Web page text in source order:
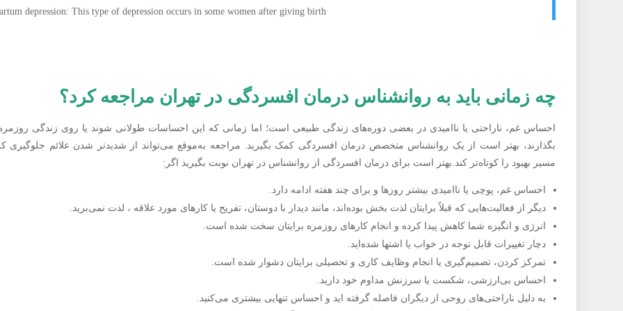
depression: This type of depression occurs in some women after giving birth
چه زمانی باید به روانشناس درمان افسردگی در تهران مراجعه کرد؟
احساس غم، ناراحتی یا ناامیدی در بعضی دوره‌های زندگی طبیعی است؛ اما زمانی که این احساسات طولانی شوند یا روی زندگی روزمره
بگذارند، بهتر است از یک روانشناس متخصص درمان افسردگی کمک بگیرید. مراجعه به‌موقع می‌تواند از شدیدتر شدن علائم جلوگیری
مسیر بهبود را کوتاه‌تر کند. بهتر است برای درمان افسردگی از روانشناس در تهران نوبت بگیرید اگر:
احساس غم، پوچی یا ناامیدی بیشتر روزها و برای چند هفته ادامه دارد.
دیگر از فعالیت‌هایی که قبلاً برایتان لذت‌ بخش بوده‌اند، مانند دیدار با دوستان، تفریح یا کارهای مورد علاقه ، لذت نمی‌برید.
انرژی و انگیزه شما کاهش پیدا کرده و انجام کارهای روزمره برایتان سخت شده است.
دچار تغییرات قابل توجه در خواب یا اشتها شده‌اید.
تمرکز کردن، تصمیم‌گیری یا انجام وظایف کاری و تحصیلی برایتان دشوار شده است.
احساس بی‌ارزشی، شکست یا سرزنش مداوم خود دارید.
به دلیل ناراحتی‌های روحی از دیگران فاصله گرفته‌ اید و احساس تنهایی بیشتری می‌کنید.